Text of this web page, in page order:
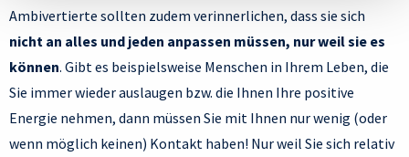
Ambivertierte sollten zudem verinnerlichen, dass sie sich
nicht an alles und jeden anpassen müssen, nur weil sie es
können. Gibt es beispielsweise Menschen in Ihrem Leben, die
Sie immer wieder auslaugen bzw. die Ihnen Ihre positive
Energie nehmen, dann müssen Sie mit Ihnen nur wenig (oder
wenn möglich keinen) Kontakt haben! Nur weil Sie sich relativ